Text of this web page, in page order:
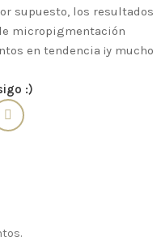
supuesto, los resultados
micropigmentación
en tendencia ¡y mucho
:)